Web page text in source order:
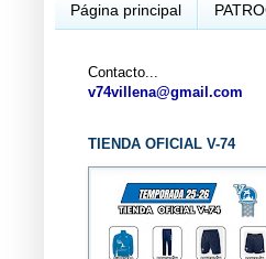
Página principal
Contacto...
v74villena@gmail.com
TIENDA OFICIAL V-74